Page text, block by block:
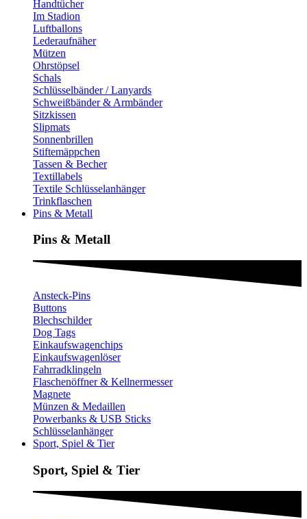
Handtücher
Im Stadion
Luftballons
Lederaufnäher
Mützen
Ohrstöpsel
Schals
Schlüsselbänder / Lanyards
Schweißbänder & Armbänder
Sitzkissen
Slipmats
Sonnenbrillen
Stiftemäppchen
Tassen & Becher
Textillabels
Textile Schlüsselanhänger
Trinkflaschen
Pins & Metall
Pins & Metall​
Ansteck-Pins
Buttons
Blechschilder
Dog Tags
Einkaufswagenchips
Einkaufswagenlöser
Fahrradklingeln
Flaschenöffner & Kellnermesser
Magnete
Münzen & Medaillen
Powerbanks & USB Sticks
Schlüsselanhänger
Sport, Spiel & Tier
Sport, Spiel & Tier